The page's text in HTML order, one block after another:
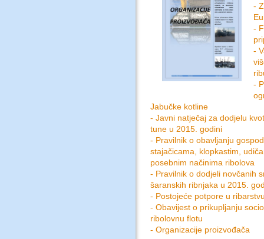
-
-
-
-
Jabučke kotline
- Javni natječaj za dodjelu
tune u 2015. godini
- Pravilnik o obavljanju
stajačicama, klopkastim,
posebnim načinima ribolova
- Pravilnik o dodjeli novčanih
šaranskih ribnjaka u 2015.
- Postojeće potpore u
- Obavijest o prikupljanju
ribolovnu flotu
- Organizacije proizvođača